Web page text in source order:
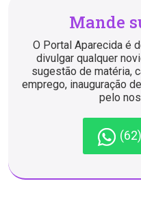
Mande
O Portal Aparecida é
divulgar qualquer
sugestão de matéria,
emprego, inauguração
pelo